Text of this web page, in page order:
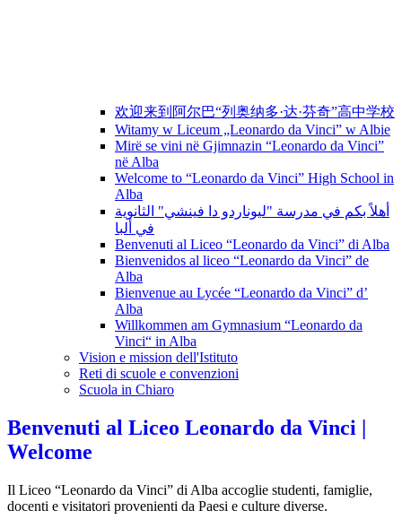
欢迎来到阿尔巴“列奥纳多·达·芬奇”高中学校
Witamy w Liceum „Leonardo da Vinci” w Albie
Mirë se vini në Gjimnazin “Leonardo da Vinci”
në Alba
Welcome to “Leonardo da Vinci” High School in
Alba
أهلاً بكم في مدرسة "ليوناردو دا فينشي" الثانوية
في ألبا
Benvenuti al Liceo “Leonardo da Vinci” di Alba
Bienvenidos al liceo “Leonardo da Vinci” de
Alba
Bienvenue au Lycée “Leonardo da Vinci” d’
Alba
Willkommen am Gymnasium “Leonardo da
Vinci“ in Alba
Vision e mission dell'Istituto
Reti di scuole e convenzioni
Scuola in Chiaro
Benvenuti al Liceo Leonardo da Vinci |
Welcome
Il Liceo “Leonardo da Vinci” di Alba accoglie studenti, famiglie,
docenti e visitatori provenienti da Paesi e culture diverse.